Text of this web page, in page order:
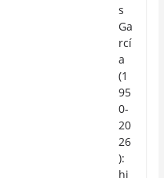
s
Ga
rcí
a
(1
95
0-
20
26
):
hi